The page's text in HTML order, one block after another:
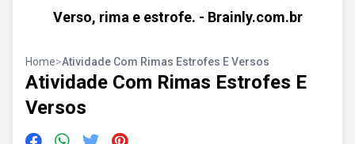
Verso, rima e estrofe. - Brainly.com.br
Home>Atividade Com Rimas Estrofes E Versos
Atividade Com Rimas Estrofes E
Versos